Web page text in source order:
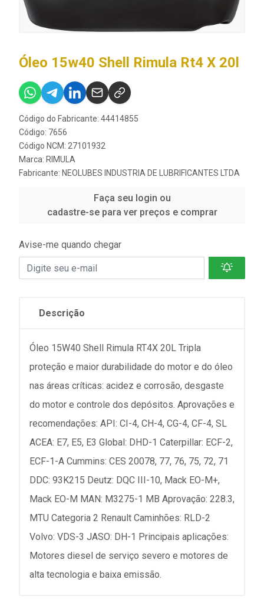
Óleo 15w40 Shell Rimula Rt4 X 20l
Código do Fabricante: 44414855
Código: 7656
Código NCM: 27101932
Marca: RIMULA
Fabricante: NEOLUBES INDUSTRIA DE LUBRIFICANTES LTDA
Faça seu login ou
cadastre-se para ver preços e comprar
Avise-me quando chegar
Descrição
Óleo 15W40 Shell Rimula RT4X 20L Tripla
proteção e maior durabilidade do motor e do óleo
nas áreas críticas: acidez e corrosão, desgaste
do motor e controle dos depósitos. Aprovações e
recomendações: API: CI-4, CH-4, CG-4, CF-4, SL
ACEA: E7, E5, E3 Global: DHD-1 Caterpillar: ECF-2,
ECF-1-A Cummins: CES 20078, 77, 76, 75, 72, 71
DDC: 93K215 Deutz: DQC III-10, Mack EO-M+,
Mack EO-M MAN: M3275-1 MB Aprovação: 228.3,
MTU Categoria 2 Renault Caminhões: RLD-2
Volvo: VDS-3 JASO: DH-1 Principais aplicações:
Motores diesel de serviço severo e motores de
alta tecnologia e baixa emissão.